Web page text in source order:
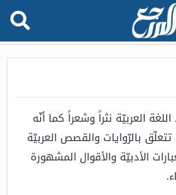
العربيّة نثراً وشعراً كما أنّه
بالرّوايات والقصص العربيّة
الأدبيّة والأقوال المشهورة